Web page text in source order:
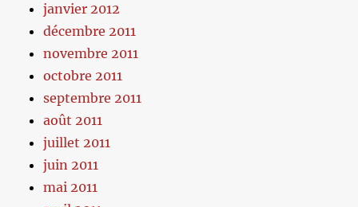
janvier 2012
décembre 2011
novembre 2011
octobre 2011
septembre 2011
août 2011
juillet 2011
juin 2011
mai 2011